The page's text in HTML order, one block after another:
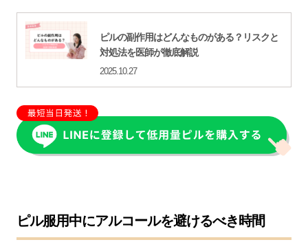
ピルの副作用はどんなものがある？リスクと
対処法を医師が徹底解説
2025.10.27
ピル服用中にアルコールを避けるべき時間